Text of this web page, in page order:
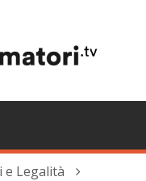
e Legalità